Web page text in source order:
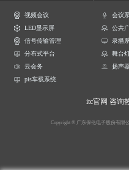
视频会议 会议
LED显示屏
公共
信号传输管理
录播
分布式平台
舞台
云会务
扬声
pis车载系统
itc官网 咨询
Copyright © 广东保伦电子股份有限